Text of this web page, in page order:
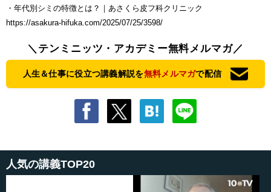
・年代別シミの特徴とは？｜あさくら皮フ科クリニック
https://asakura-hifuka.com/2025/07/25/3598/
＼テンミニッツ・アカデミー無料メルマガ／
人生＆仕事に役立つ講義解説を無料メルマガで配信
人気の講義TOP20